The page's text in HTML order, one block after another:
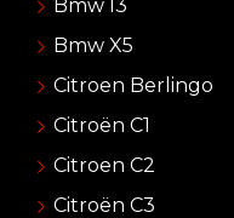
Bmw I3
Bmw X5
Citroen Berlingo
Citroën C1
Citroen C2
Citroën C3